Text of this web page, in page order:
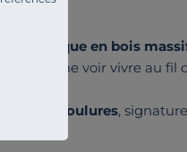
bibliothèque en bois
l’on aime voir vivre au fil
et des moulures,
des marques d’usure